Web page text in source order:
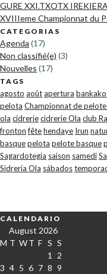
GURE XXI.TXOTX
XVIIIeme Championnat du
CATEGORIAS
Agenda (17)
Non classifié(e) (3)
Nouvelles (17)
TAGS
agosto aoûtapertura
pelota Championnat de
ola cidreriecidrerie Ola club
fronton fêtehendaye Irun
basquepelota pelote basque
Sagardotegia saison samedi
Sidrería Ola sábados
CALENDARIO
August 2026
M T WT F S S
1 2
3 4 5 6 7 8 9